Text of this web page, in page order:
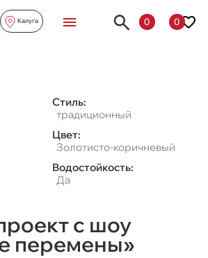
Калуга 0 0
Стиль:
традиционный
Цвет:
Золотисто-коричневый
Водостойкость:
Да
с шоу
перемены»